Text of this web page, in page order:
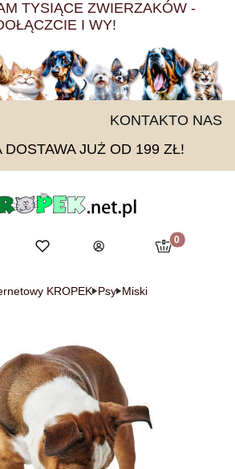
TYSIĄCE ZWIERZAKÓW -
I WY!
KONTAKTO NAS
DOSTAWA JUŻ OD 199 ZŁ!
wyszukiwarkę
Ulubione
Zaloguj się
Produkty w
Koszyk
KROPEK Psy Miski